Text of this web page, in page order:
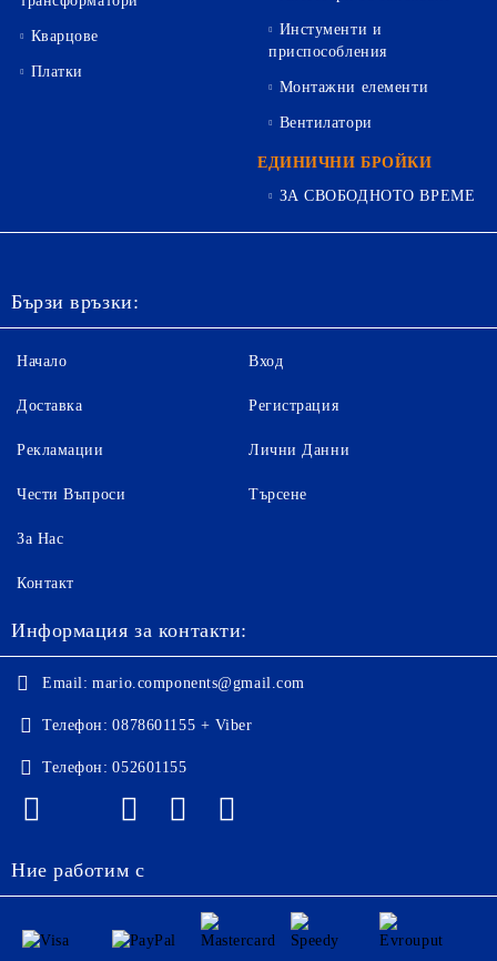
Кварцове
Платки
Инстументи и
приспособления
Монтажни елементи
Вентилатори
ЕДИНИЧНИ БРОЙКИ
ЗА СВОБОДНОТО ВРЕМЕ
Бързи връзки:
Начало
Доставка
Рекламации
Чести Въпроси
Вход
Регистрация
Лични Данни
Търсене
За Нас
Контакт
Информация за контакти:
Email: mario.components@gmail.com
Телефон: 0878601155 + Viber
Телефон: 052601155
Ние работим с